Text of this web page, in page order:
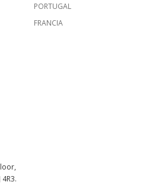
PORTUGAL
FRANCIA